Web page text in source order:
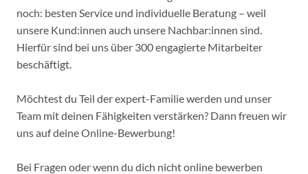
noch: besten Service und individuelle Beratung – weil
unsere Kund:innen auch unsere Nachbar:innen sind.
Hierfür sind bei uns über 300 engagierte Mitarbeiter
beschäftigt.
Möchtest du Teil der expert-Familie werden und unser
Team mit deinen Fähigkeiten verstärken? Dann freuen wir
uns auf deine Online-Bewerbung!
Bei Fragen oder wenn du dich nicht online bewerben